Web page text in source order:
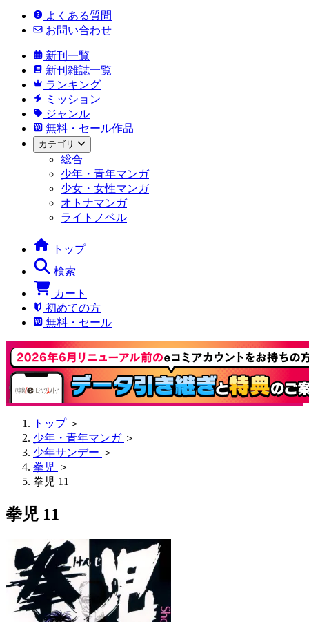
よくある質問
お問い合わせ
新刊一覧
新刊雑誌一覧
ランキング
ミッション
ジャンル
無料・セール作品
カテゴリ
総合
少年・青年マンガ
少女・女性マンガ
オトナマンガ
ライトノベル
トップ
検索
カート
初めての方
無料・セール
トップ ＞
少年・青年マンガ ＞
少年サンデー ＞
拳児 ＞
拳児 11
拳児 11